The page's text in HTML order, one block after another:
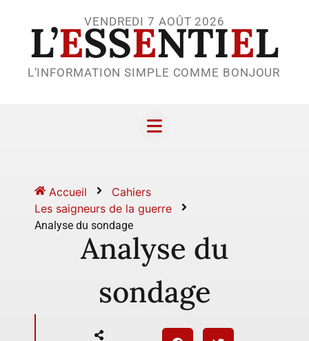
VENDREDI 7 AOÛT 2026
L’ESSENTIEL
L’INFORMATION SIMPLE COMME BONJOUR
Accueil
Cahiers
Les saigneurs de la guerre
Analyse du sondage
Analyse du
sondage